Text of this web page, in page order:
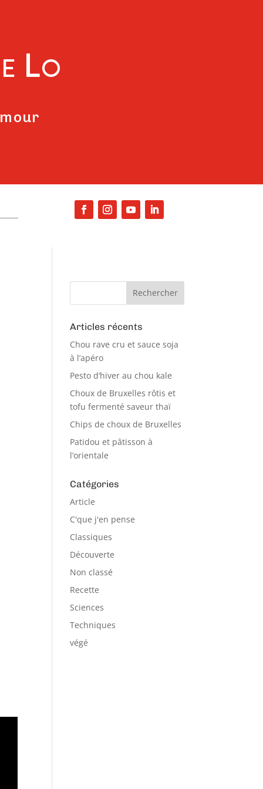
Articles récents
Chou rave cru et sauce soja
à l’apéro
Pesto d’hiver au chou kale
Choux de Bruxelles rôtis et
tofu fermenté saveur thaï
Chips de choux de Bruxelles
Patidou et pâtisson à
l’orientale
Catégories
Article
C'que j'en pense
Classiques
Découverte
Non classé
Recette
Sciences
Techniques
végé